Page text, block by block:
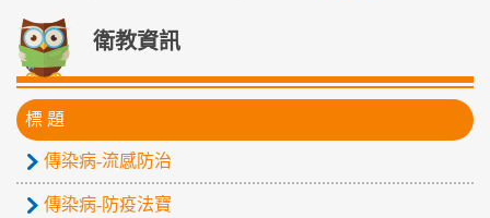
衛教資訊
標 題
傳染病-流感防治
傳染病-防疫法寶